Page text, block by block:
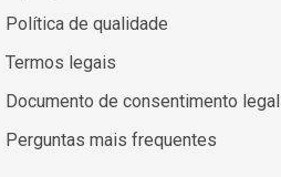
Política de qualidade
Termos legais
Documento de consentimento legal
Perguntas mais frequentes